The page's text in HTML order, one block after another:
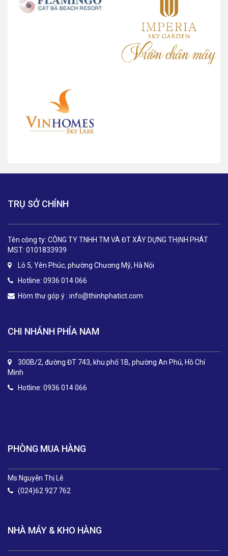
TRỤ SỞ CHÍNH
Tên công ty: CÔNG TY TNHH TM VÀ ĐT XÂY DỰNG THỊNH PHÁT
MST: 0101833939
Lô 5, Yên Phúc, phường Chương Mỹ, Hà Nội
Hotline: 0936 014 066
Hòm thư góp ý : info@thinhphatict.com
CHI NHÁNH PHÍA NAM
300B/2, đường ĐT 743, khu phố 1B, phường An Phú, Hồ Chí
Minh
Hotline: 0936 014 066
PHÒNG MUA HÀNG
Ms Nguyễn Thị Lê
(024)62 927 762
NHÀ MÁY & KHO HÀNG